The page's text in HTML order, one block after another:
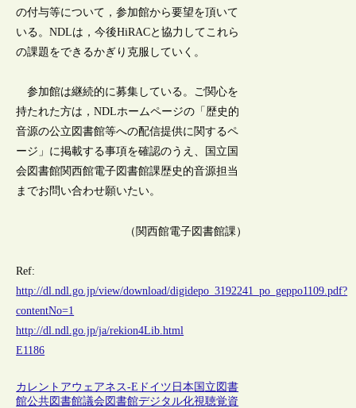
の付与等について，参加館から要望を頂いて
いる。NDLは，今後HiRACと協力してこれら
の課題をできるかぎり克服していく。
参加館は継続的に募集している。ご関心を
持たれた方は，NDLホームページの「歴史的
音源の公立図書館等への配信提供に関するペ
ージ」に掲載する事項を確認のうえ、国立国
会図書館関西館電子図書館課歴史的音源担当
までお問い合わせ願いたい。
（関西館電子図書館課）
Ref:
http://dl.ndl.go.jp/view/download/digidepo_3192241_po_geppo1109.pdf?
contentNo=1
http://dl.ndl.go.jp/ja/rekion4Lib.html
E1186
カレントアウェアネス-E ドイツ 日本 国立図書
館公共図書館議会図書館デジタル化視聴覚資